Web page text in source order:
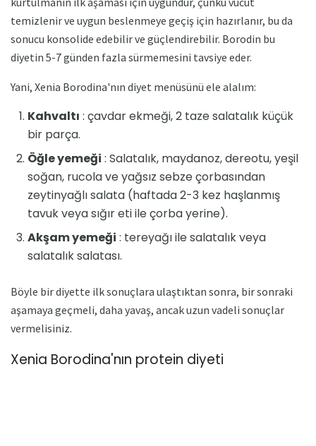
temizlenir ve uygun beslenmeye geçiş için hazırlanır, bu da
sonucu konsolide edebilir ve güçlendirebilir. Borodin bu
diyetin 5-7 günden fazla sürmemesini tavsiye eder.
Yani, Xenia Borodina'nın diyet menüsünü ele alalım:
Kahvaltı : çavdar ekmeği, 2 taze salatalık küçük
bir parça.
Öğle yemeği : Salatalık, maydanoz, dereotu, yeşil
soğan, rucola ve yağsız sebze çorbasından
zeytinyağlı salata (haftada 2-3 kez haşlanmış
tavuk veya sığır eti ile çorba yerine).
Akşam yemeği : tereyağı ile salatalık veya
salatalık salatası.
Böyle bir diyette ilk sonuçlara ulaştıktan sonra, bir sonraki
aşamaya geçmeli, daha yavaş, ancak uzun vadeli sonuçlar
vermelisiniz.
Xenia Borodina'nın protein diyeti